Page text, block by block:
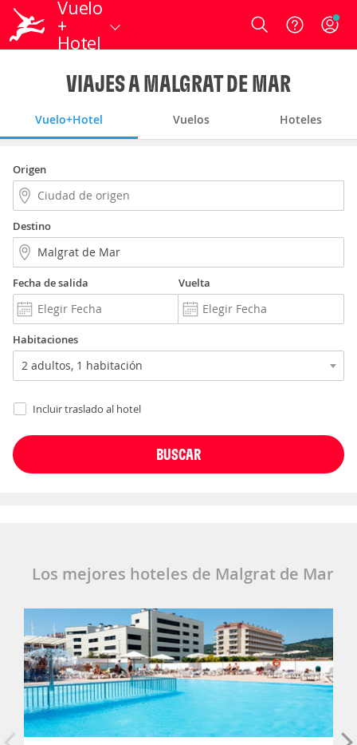
Vuelo
+
Hotel
Login
VIAJES A MALGRAT DE MAR
Vuelo+Hotel Vuelos Hoteles
Origen
Destino
Fecha de salida Vuelta
Habitaciones
Incluir traslado al hotel
Los mejores hoteles de Malgrat de Mar